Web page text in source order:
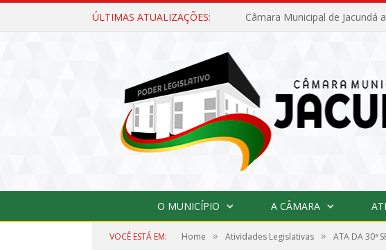
ÚLTIMAS ATUALIZAÇÕES:
O MUNICÍPIO A CÂMARA
VOCÊ ESTÁ EM: Home » Atividades Legislativas » ATA DA 30ª